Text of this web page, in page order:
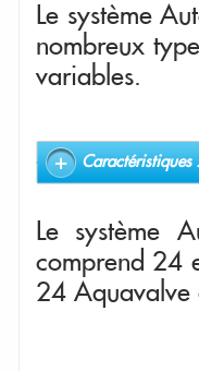
Le système
nombreux
variables.
Caractéristiques :
Le système
comprend 24
24 Aquavalve